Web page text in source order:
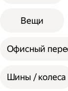
Вещи
Офисный
Шины / колеса